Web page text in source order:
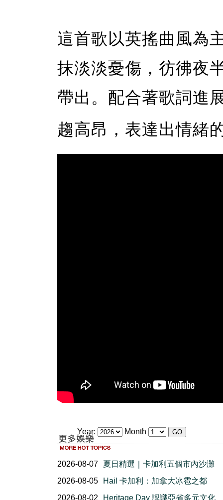
這首歌以英搖曲風為
抹淡淡憂傷，彷彿夜
帶出。配合著歌詞進
趨高昂，表達出情緒
Year: Month
2026-08-07
夏日精選｜卡加利五個市內沙灘
2026-08-05
Hail 卡加利：加拿大冰雹之都
2026-08-02
Heritage Day 認識亞省多元文化